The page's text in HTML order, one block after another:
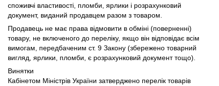
споживчі властивості, пломби, ярлики і розрахунковий
документ, виданий продавцем разом з товаром.
Продавець не має права відмовити в обміні (поверненні)
товару, не включеного до переліку, якщо він відповідає всім
вимогам, передбаченим ст. 9 Закону (збережено товарний
вигляд, ярлики, пломби, є розрахунковий документ тощо).
Винятки
Кабінетом Міністрів України затверджено перелік товарів